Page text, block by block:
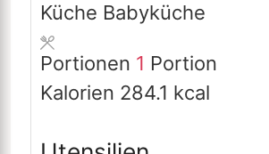
Küche Babyküche
Portionen 1 Portion
Kalorien 284.1 kcal